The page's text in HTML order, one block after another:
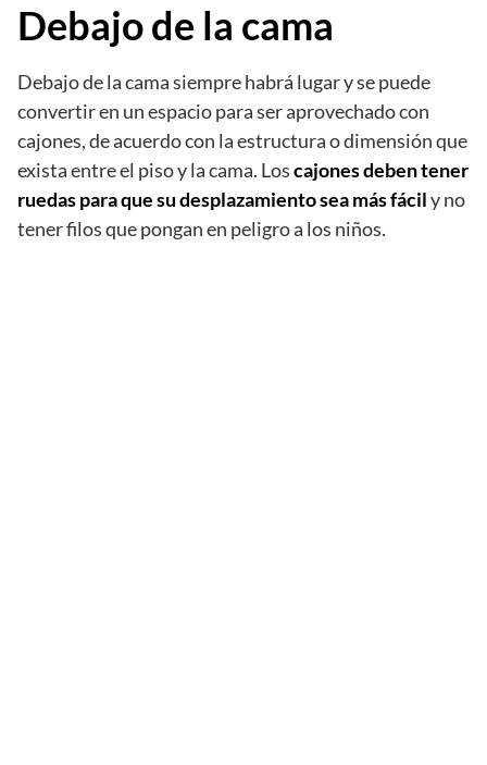
Debajo de la cama
Debajo de la cama siempre habrá lugar y se puede
convertir en un espacio para ser aprovechado con
cajones, de acuerdo con la estructura o dimensión que
exista entre el piso y la cama. Loscajones deben tener
ruedas para que su desplazamiento sea más fácily no
tener filos que pongan en peligro a los niños.